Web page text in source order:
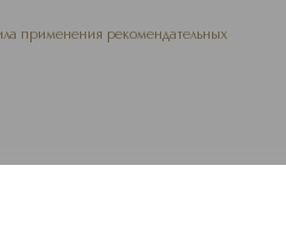
применения рекомендательных